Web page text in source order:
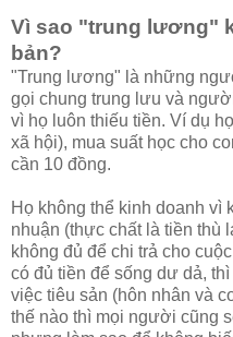
Vì sao "trung lương"
bản?
"Trung lương" là những
gọi chung trung lưu và
vì họ luôn thiếu tiền. Ví dụ
xã hội), mua suất học cho
cần 10 đồng.
Họ không thể kinh doanh vì
nhuận (thực chất là tiền thù
không đủ để chi trả cho
có đủ tiền để sống dư dả,
việc tiêu sản (hôn nhân và
thế nào thì mọi người cũng